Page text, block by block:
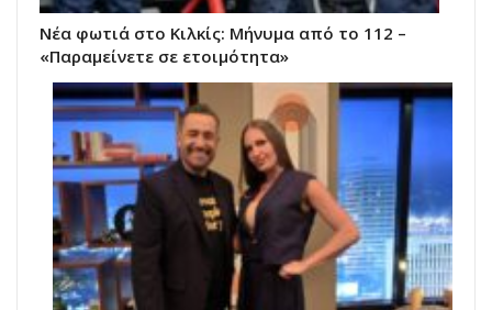
Νέα φωτιά στο Κιλκίς: Μήνυμα από το 112 –
«Παραμείνετε σε ετοιμότητα»